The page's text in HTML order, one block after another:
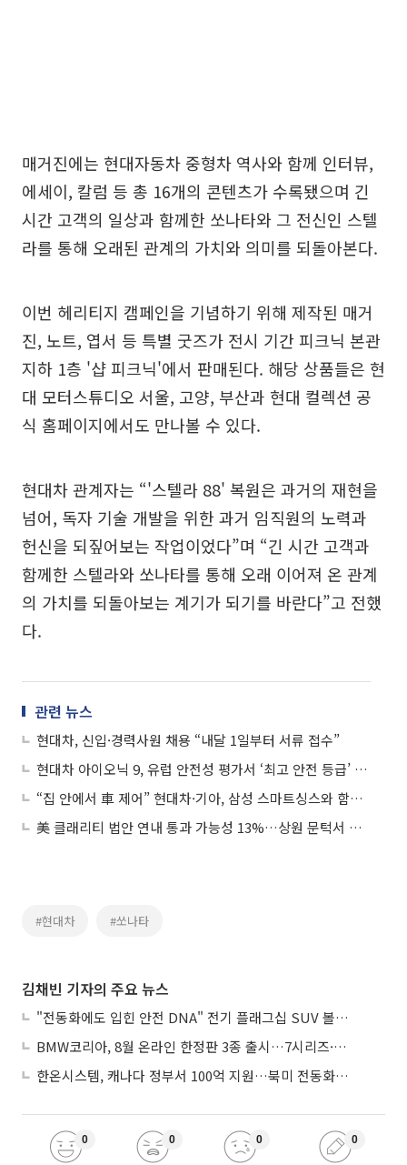
매거진에는 현대자동차 중형차 역사와 함께 인터뷰,
에세이, 칼럼 등 총 16개의 콘텐츠가 수록됐으며 긴
시간 고객의 일상과 함께한 쏘나타와 그 전신인 스텔
라를 통해 오래된 관계의 가치와 의미를 되돌아본다.
이번 헤리티지 캠페인을 기념하기 위해 제작된 매거
진, 노트, 엽서 등 특별 굿즈가 전시 기간 피크닉 본관
지하 1층 '샵 피크닉'에서 판매된다. 해당 상품들은 현
대 모터스튜디오 서울, 고양, 부산과 현대 컬렉션 공
식 홈페이지에서도 만나볼 수 있다.
현대차 관계자는 “'스텔라 88' 복원은 과거의 재현을
넘어, 독자 기술 개발을 위한 과거 임직원의 노력과
헌신을 되짚어보는 작업이었다”며 “긴 시간 고객과
함께한 스텔라와 쏘나타를 통해 오래 이어져 온 관계
의 가치를 되돌아보는 계기가 되기를 바란다”고 전했
다.
관련 뉴스
현대차, 신입·경력사원 채용 “내달 1일부터 서류 접수”
현대차 아이오닉 9, 유럽 안전성 평가서 ‘최고 안전 등급’ 획득
“집 안에서 車 제어” 현대차·기아, 삼성 스마트싱스와 함께 ‘홈투카’ 서비스
美 클래리티 법안 연내 통과 가능성 13%…상원 문턱서 제동
#현대차 #쏘나타
김채빈 기자의 주요 뉴스
"전동화에도 입힌 안전 DNA" 전기 플래그십 SUV 볼보 'EX90'
BMW코리아, 8월 온라인 한정판 3종 출시…7시리즈·X7·M340i 투어링
한온시스템, 캐나다 정부서 100억 지원…북미 전동화 시장 가속
0 0 0 0